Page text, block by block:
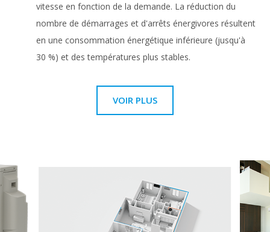
vitesse en fonction de la demande. La réduction du
nombre de démarrages et d'arrêts énergivores résultent
en une consommation énergétique inférieure (jusqu'à
30 %) et des températures plus stables.
VOIR PLUS